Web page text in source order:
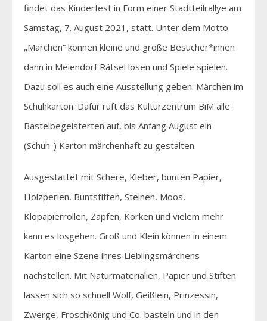
findet das Kinderfest in Form einer Stadtteilrallye am
Samstag, 7. August 2021, statt. Unter dem Motto
„Märchen“ können kleine und große Besucher*innen
dann in Meiendorf Rätsel lösen und Spiele spielen.
Dazu soll es auch eine Ausstellung geben: Märchen im
Schuhkarton. Dafür ruft das Kulturzentrum BiM alle
Bastelbegeisterten auf, bis Anfang August ein
(Schuh-) Karton märchenhaft zu gestalten.
Ausgestattet mit Schere, Kleber, bunten Papier,
Holzperlen, Buntstiften, Steinen, Moos,
Klopapierrollen, Zapfen, Korken und vielem mehr
kann es losgehen. Groß und Klein können in einem
Karton eine Szene ihres Lieblingsmärchens
nachstellen. Mit Naturmaterialien, Papier und Stiften
lassen sich so schnell Wolf, Geißlein, Prinzessin,
Zwerge, Froschkönig und Co. basteln und in den